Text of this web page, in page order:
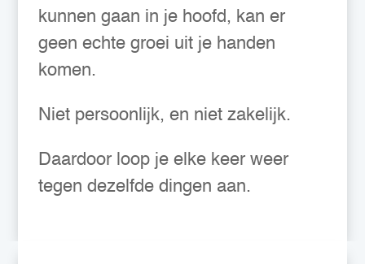
kunnen gaan in je hoofd, kan er
geen echte groei uit je handen
komen.
Niet persoonlijk, en niet zakelijk.
Daardoor loop je elke keer weer
tegen dezelfde dingen aan.